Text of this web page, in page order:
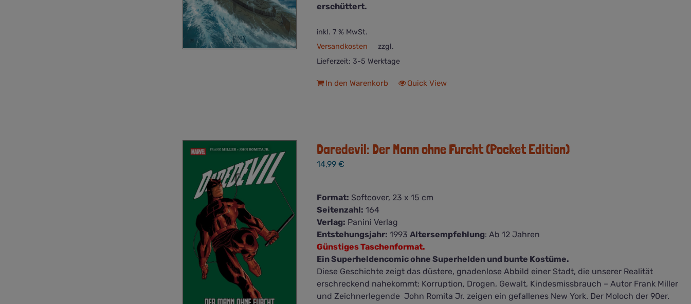
erschüttert.
inkl. 7 % MwSt.
zzgl.
Versandkosten
Lieferzeit: 3-5 Werktage
In den Warenkorb Quick View
Daredevil: Der Mann ohne Furcht (Pocket Edition)
14,99 €
Format: Softcover, 23 x 15 cm
Seitenzahl: 164
Verlag: Panini Verlag
Entstehungsjahr: 1993 Altersempfehlung: Ab 12 Jahren
Günstiges Taschenformat.
Ein Superheldencomic ohne Superhelden und bunte Kostüme.
Diese Geschichte zeigt das düstere, gnadenlose Abbild einer Stadt, die unserer Realität
erschreckend nahekommt: Korruption, Drogen, Gewalt, Kindesmissbrauch – Autor Frank Miller
und Zeichnerlegende John Romita Jr. zeigen ein gefallenes New York. Der Moloch der 90er.